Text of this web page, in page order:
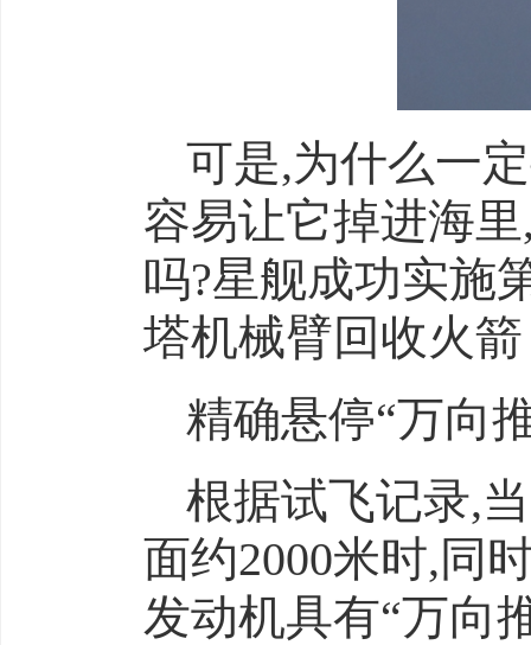
可是,为什么一
容易让它掉进海
吗?星舰成功实施
塔机械臂回收火箭
精确悬停“万向
根据试飞记录,
面约2000米时,同
发动机具有“万向